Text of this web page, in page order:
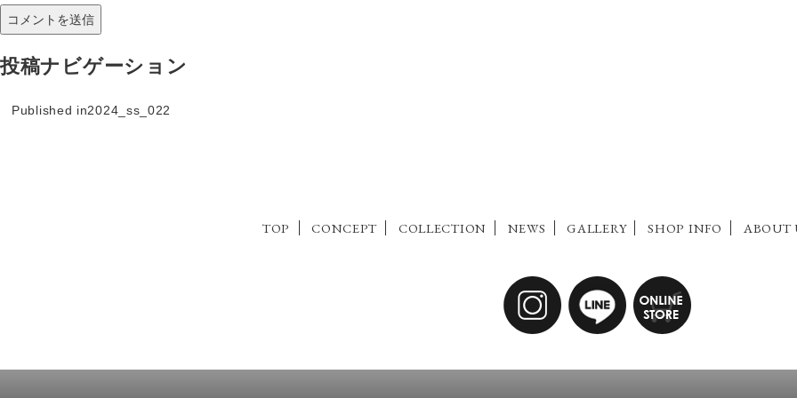
投稿ナビゲーション
Published in2024_ss_022
TOP CONCEPT COLLECTION NEWS GALLERY SHOP INFO ABOUT